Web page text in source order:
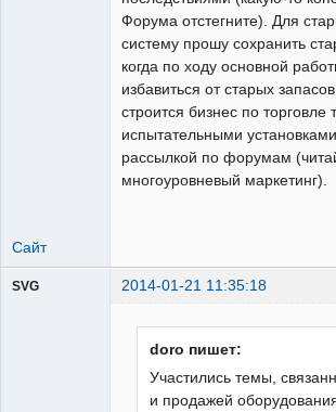
Форума отстегните). Для
систему прошу сохранить
когда по ходу основной
избавиться от старых
строится бизнес по
испытательными
рассылкой по форумам
многоуровневый маркетинг).
Сайт
SVG 2014-01-21 11:35:18
doro пишет:
Участились темы,
и продажей